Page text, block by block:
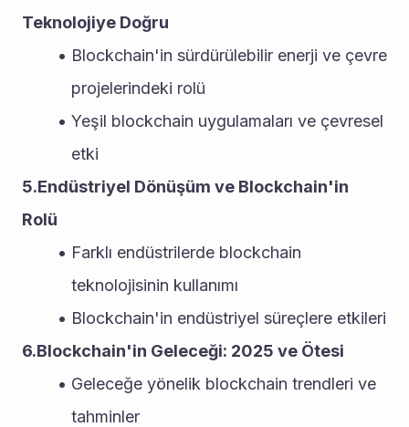
Teknolojiye Doğru
Blockchain'in sürdürülebilir enerji ve çevre
projelerindeki rolü
Yeşil blockchain uygulamaları ve çevresel
etki
5.Endüstriyel Dönüşüm ve Blockchain'in
Rolü
Farklı endüstrilerde blockchain
teknolojisinin kullanımı
Blockchain'in endüstriyel süreçlere etkileri
6.Blockchain'in Geleceği: 2025 ve Ötesi
Geleceğe yönelik blockchain trendleri ve
tahminler